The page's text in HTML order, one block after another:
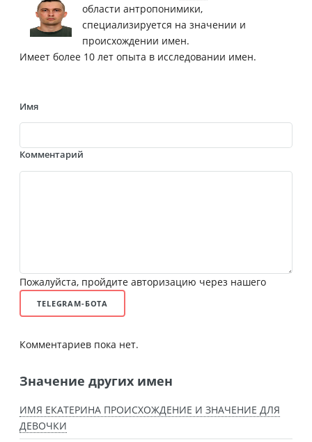
области антропонимики,
специализируется на значении и
происхождении имен.
Имеет более 10 лет опыта в исследовании имен.
Имя
Комментарий
Пожалуйста, пройдите авторизацию через нашего
TELEGRAM-БОТА
Комментариев пока нет.
Значение других имен
ИМЯ ЕКАТЕРИНА ПРОИСХОЖДЕНИЕ И ЗНАЧЕНИЕ ДЛЯ
ДЕВОЧКИ